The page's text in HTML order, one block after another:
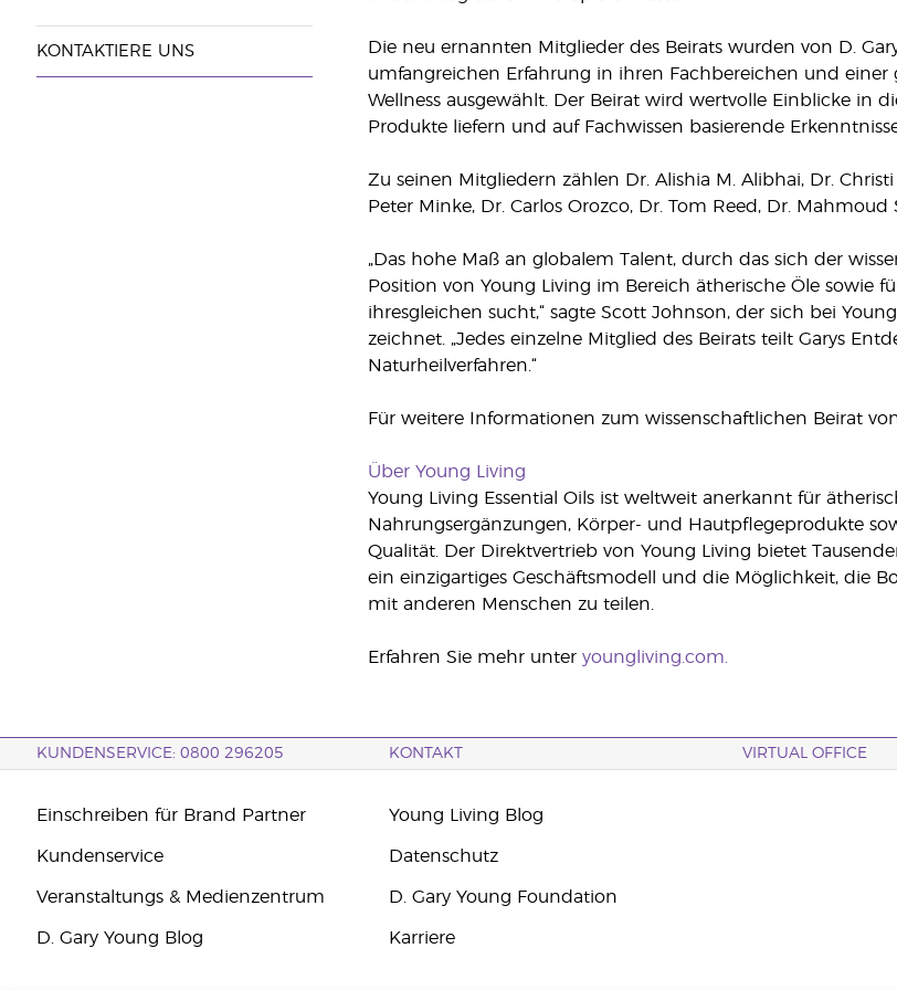
KONTAKTIERE UNS
Die neu ernannten Mitglieder des Beirats wurden von D.
umfangreichen Erfahrung in ihren Fachbereichen und
Wellness ausgewählt. Der Beirat wird wertvolle Einblicke in
Produkte liefern und auf Fachwissen basierende
Zu seinen Mitgliedern zählen Dr. Alishia M. Alibhai, Dr.
Peter Minke, Dr. Carlos Orozco, Dr. Tom Reed, Dr. Mahmoud
„Das hohe Maß an globalem Talent, durch das sich der
Position von Young Living im Bereich ätherische Öle sowie
ihresgleichen sucht,“ sagte Scott Johnson, der sich bei
zeichnet. „Jedes einzelne Mitglied des Beirats teilt Garys
Naturheilverfahren.“
Für weitere Informationen zum wissenschaftlichen Beirat
Über Young Living
Young Living Essential Oils ist weltweit anerkannt für
Nahrungsergänzungen, Körper- und Hautpflegeprodukte
Qualität. Der Direktvertrieb von Young Living bietet
ein einzigartiges Geschäftsmodell und die Möglichkeit, die
mit anderen Menschen zu teilen.
Erfahren Sie mehr unter youngliving.com.
KUNDENSERVICE: 0800 296205 KONTAKT VIRTUAL OFFICE
Einschreiben für Brand Partner
Kundenservice
Veranstaltungs & Medienzentrum
D. Gary Young Blog
Young Living Blog
Datenschutz
D. Gary Young Foundation
Karriere